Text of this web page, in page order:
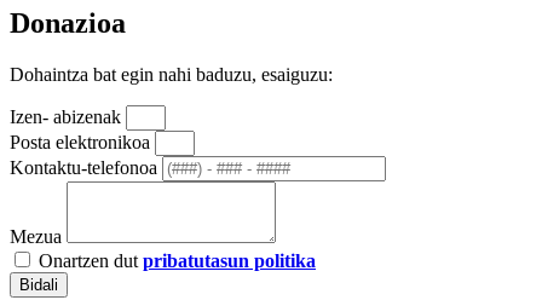
Donazioa
Dohaintza bat egin nahi baduzu, esaiguzu:
Izen- abizenak
Posta elektronikoa
Kontaktu-telefonoa
Mezua
Onartzen dut pribatutasun politika
Bidali